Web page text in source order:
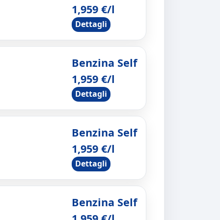
1,959 €/l
Dettagli
Benzina Self
1,959 €/l
Dettagli
Benzina Self
1,959 €/l
Dettagli
Benzina Self